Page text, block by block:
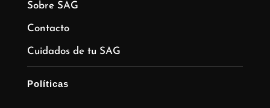
Sobre SAG
Contacto
Cuidados de tu SAG
Políticas